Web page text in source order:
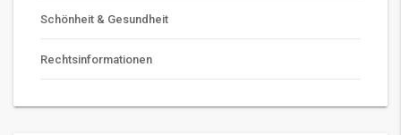
Schönheit & Gesundheit
Rechtsinformationen